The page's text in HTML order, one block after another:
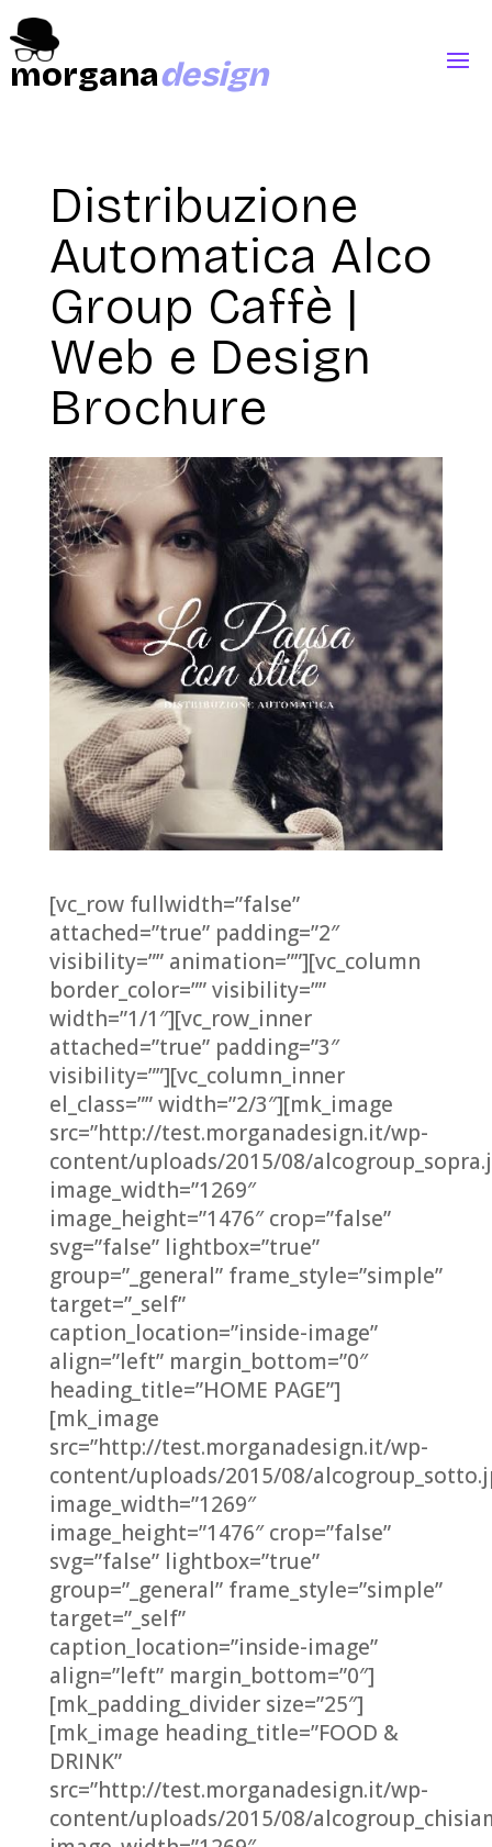
morganadesign
Distribuzione
Automatica Alco
Group Caffè |
Web e Design
Brochure
[vc_row fullwidth=”false”
attached=”true” padding=”2″
visibility=”” animation=””][vc_column
border_color=”” visibility=””
width=”1/1″][vc_row_inner
attached=”true” padding=”3″
visibility=””][vc_column_inner
el_class=”” width=”2/3″][mk_image
src=”http://test.morganadesign.it/wp-
content/uploads/2015/08/
image_width=”1269″
image_height=”1476″ crop=”false”
svg=”false” lightbox=”true”
group=”_general” frame_style=”simple”
target=”_self”
caption_location=”inside-image”
align=”left” margin_bottom=”0″
heading_title=”HOME PAGE”]
[mk_image
src=”http://test.morganadesign.it/wp-
content/uploads/2015/08/
image_width=”1269″
image_height=”1476″ crop=”false”
svg=”false” lightbox=”true”
group=”_general” frame_style=”simple”
target=”_self”
caption_location=”inside-image”
align=”left” margin_bottom=”0″]
[mk_padding_divider size=”25″]
[mk_image heading_title=”FOOD &
DRINK”
src=”http://test.morganadesign.it/wp-
content/uploads/2015/08/